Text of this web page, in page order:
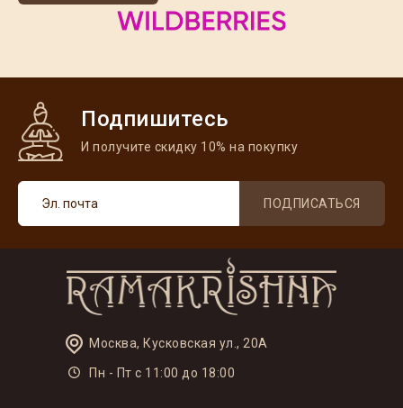
Подпишитесь
И получите скидку 10% на покупку
ПОДПИСАТЬСЯ
Москва, Кусковская ул., 20А
Пн - Пт с 11:00 до 18:00